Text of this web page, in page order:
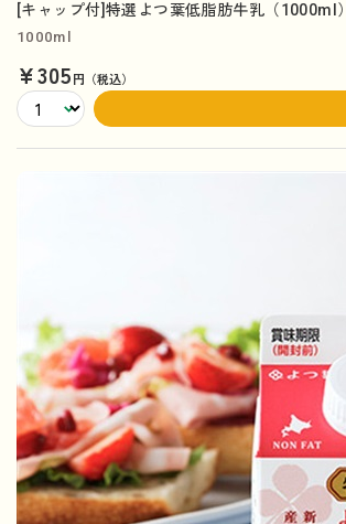
[キャップ付]特選よつ葉低脂肪牛乳（1000ml）
1000ml
¥305円（税込）